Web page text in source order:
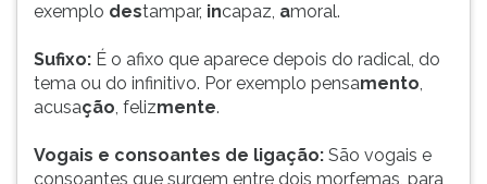
exemplo destampar, incapaz, amoral.
Sufixo: É o afixo que aparece depois do radical, do
tema ou do infinitivo. Por exemplo pensamento,
acusação, felizmente.
Vogais e consoantes de ligação: São vogais e
consoantes que surgem entre dois morfemas, para